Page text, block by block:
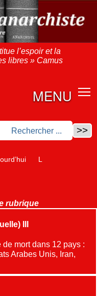
l’espoir et la
libres » Camus
MENU
L
rubrique
III
mort dans 12 pays :
Arabes Unis, Iran,